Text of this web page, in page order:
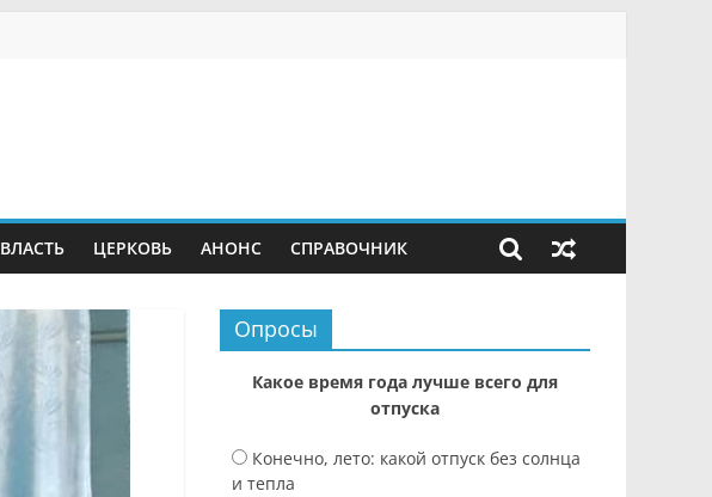
ВЛАСТЬ ЦЕРКОВЬ АНОНС СПРАВОЧНИК
Опросы
Какое время года лучше всего для
отпуска
Конечно, лето: какой отпуск без солнца
и тепла